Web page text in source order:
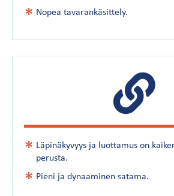
Nopea tavarankäsittely.
Läpinäkyvyys ja luottamus on
perusta.
Pieni ja dynaaminen satama.